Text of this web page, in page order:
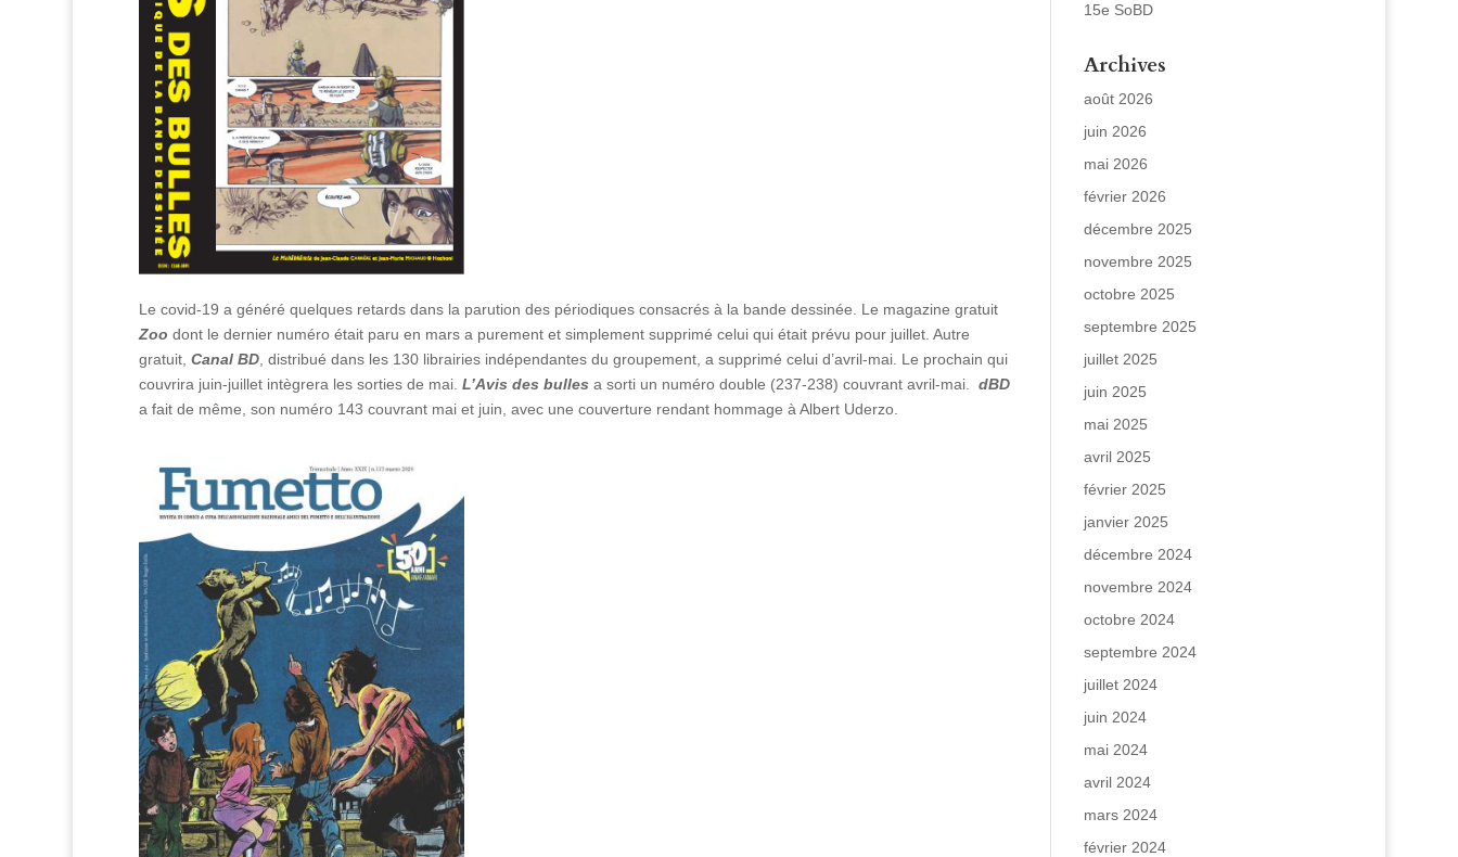
Le covid-19 a généré quelques retards dans la parution des périodiques consacrés à la bande dessinée. Le magazine gratuit
Zoo dont le dernier numéro était paru en mars a purement et simplement supprimé celui qui était prévu pour juillet. Autre
gratuit, Canal BD, distribué dans les 130 librairies indépendantes du groupement, a supprimé celui d’avril-mai. Le prochain qui
couvrira juin-juillet intègrera les sorties de mai. L’Avis des bulles a sorti un numéro double (237-238) couvrant avril-mai.
dBD
a fait de même, son numéro 143 couvrant mai et juin, avec une couverture rendant hommage à Albert Uderzo.
15e SoBD
Archives
août 2026
juin 2026
mai 2026
février 2026
décembre 2025
novembre 2025
octobre 2025
septembre 2025
juillet 2025
juin 2025
mai 2025
avril 2025
février 2025
janvier 2025
décembre 2024
novembre 2024
octobre 2024
septembre 2024
juillet 2024
juin 2024
mai 2024
avril 2024
mars 2024
février 2024